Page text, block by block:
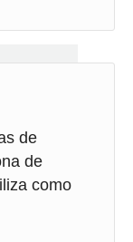
de
de
como